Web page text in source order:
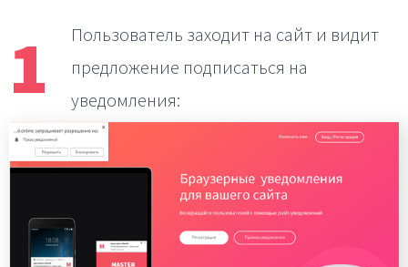
1 Пользователь заходит на сайт и видит
предложение подписаться на
уведомления: